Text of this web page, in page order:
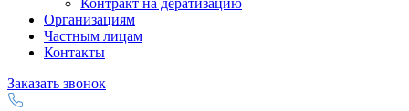
Контракт на дератизацию
Организациям
Частным лицам
Контакты
Заказать звонок